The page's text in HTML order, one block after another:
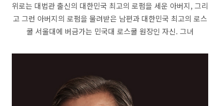
위로는 대법관 출신의 대한민국 최고의 로펌을 세운 아버지, 그리
고 그런 아버지의 로펌을 물려받은 남편과 대한민국 최고의 로스
쿨 서울대에 버금가는 민국대 로스쿨 원장인 자신. 그녀